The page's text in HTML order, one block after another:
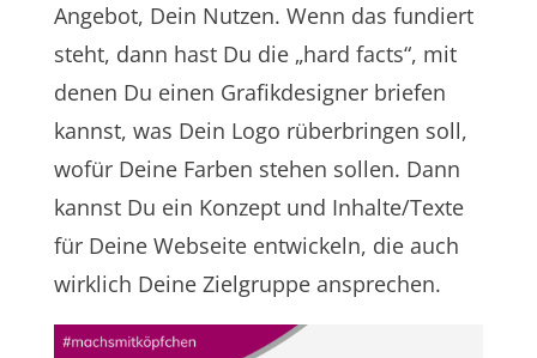
Angebot, Dein Nutzen. Wenn das fundiert
steht, dann hast Du die „hard facts“, mit
denen Du einen Grafikdesigner briefen
kannst, was Dein Logo rüberbringen soll,
wofür Deine Farben stehen sollen. Dann
kannst Du ein Konzept und Inhalte/Texte
für Deine Webseite entwickeln, die auch
wirklich Deine Zielgruppe ansprechen.